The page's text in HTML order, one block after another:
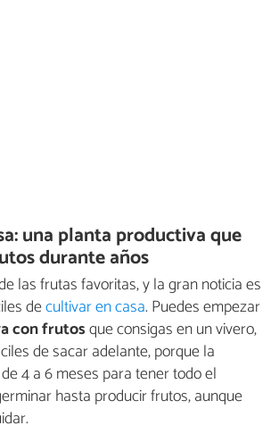
una planta productiva que
durante años
las frutas favoritas, y la gran noticia es
decultivar en casa. Puedes empezar
con frutosque consigas en un vivero,
de sacar adelante, porque la
4 a 6 meses para tener todo el
hasta producir frutos, aunque